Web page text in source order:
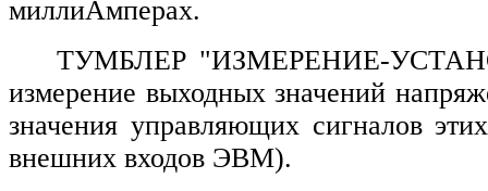
миллиАмперах.
ТУМБЛЕР "ИЗМЕРЕНИЕ-
измерение выходных значений
значения управляющих сигналов
внешних входов ЭВМ).